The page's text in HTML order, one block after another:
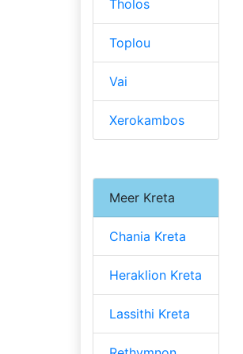
Tholos
Toplou
Vai
Xerokambos
Meer Kreta
Chania Kreta
Heraklion Kreta
Lassithi Kreta